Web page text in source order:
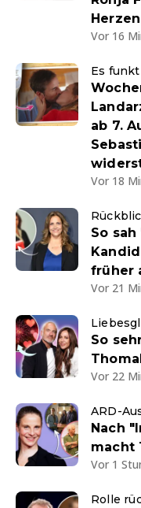
Herzen
Vor 16
Es
ab 7.
Vor 18
So
früher
Vor 21
So
Vor 22
ARD-
Nach
macht
Vor 1
Rolle